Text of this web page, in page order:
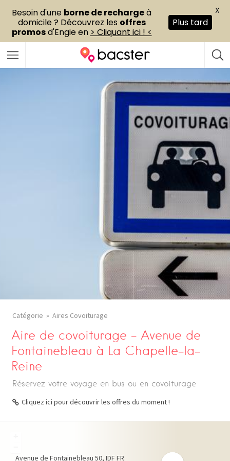
Catégorie Aires Covoiturage
Aire de covoiturage – Avenue de
Fontainebleau à La Chapelle-la-
Reine
Réservez votre voyage en bus ou en covoiturage
Cliquez ici pour découvrir les offres du moment !
Avenue de Fontainebleau 50 IDF FR
Besoin d'une borne de rechargeà
domicile ? Découvrez les offres
promosd'Engie en > Cliquant ici ! <
Plus tard
X